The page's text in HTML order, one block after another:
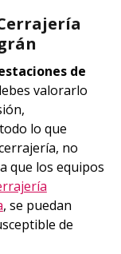
de
valorarlo
lo que
no
que los equipos
, se puedan
de